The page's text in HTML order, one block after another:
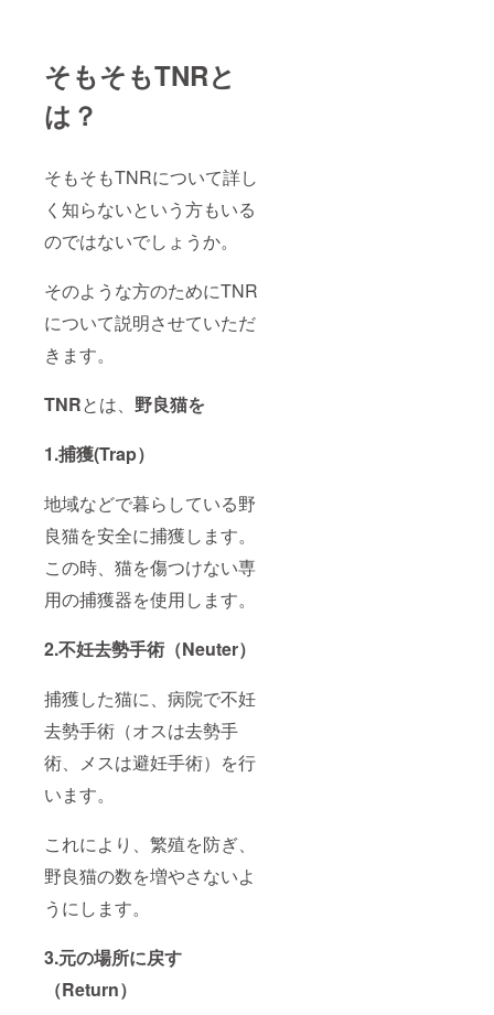
そもそもTNRと
は？
そもそもTNRについて詳し
く知らないという方もいる
のではないでしょうか。
そのような方のためにTNR
について説明させていただ
きます。
TNRとは、 野良猫を
1.捕獲(Trap）
地域などで暮らしている野
良猫を安全に捕獲します。
この時、猫を傷つけない専
用の捕獲器を使用します。
2.不妊去勢手術（Neuter）
捕獲した猫に、病院で不妊
去勢手術（オスは去勢手
術、メスは避妊手術）を行
います。
これにより、繁殖を防ぎ、
野良猫の数を増やさないよ
うにします。
3.元の場所に戻す
（Return）